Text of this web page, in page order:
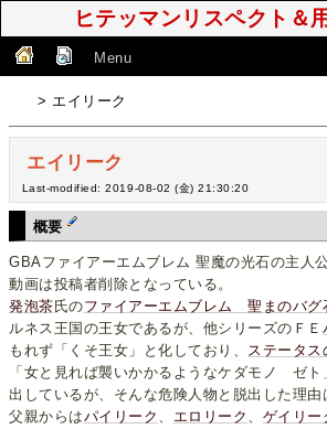
ヒテッマンリスペクト＆
Menu
> エイリーク
エイリーク
Last-modified: 2019-08-02 (金) 21:30:20
概要
GBAファイアーエムブレム 聖魔の光石の主人公
動画は投稿者削除となっている。
発泡茶氏のファイアーエムブレム 聖まのバグ
ルネス王国の王女であるが、他シリーズのＦＥ
もれず「くそ王女」と化しており、 ステータス
「女と見れば襲いかかるようなケダモノ ゼ
出しているが、そんな危険人物と脱出した理由
父親からはパイリーク 、 エロリーク 、 ゲイリー